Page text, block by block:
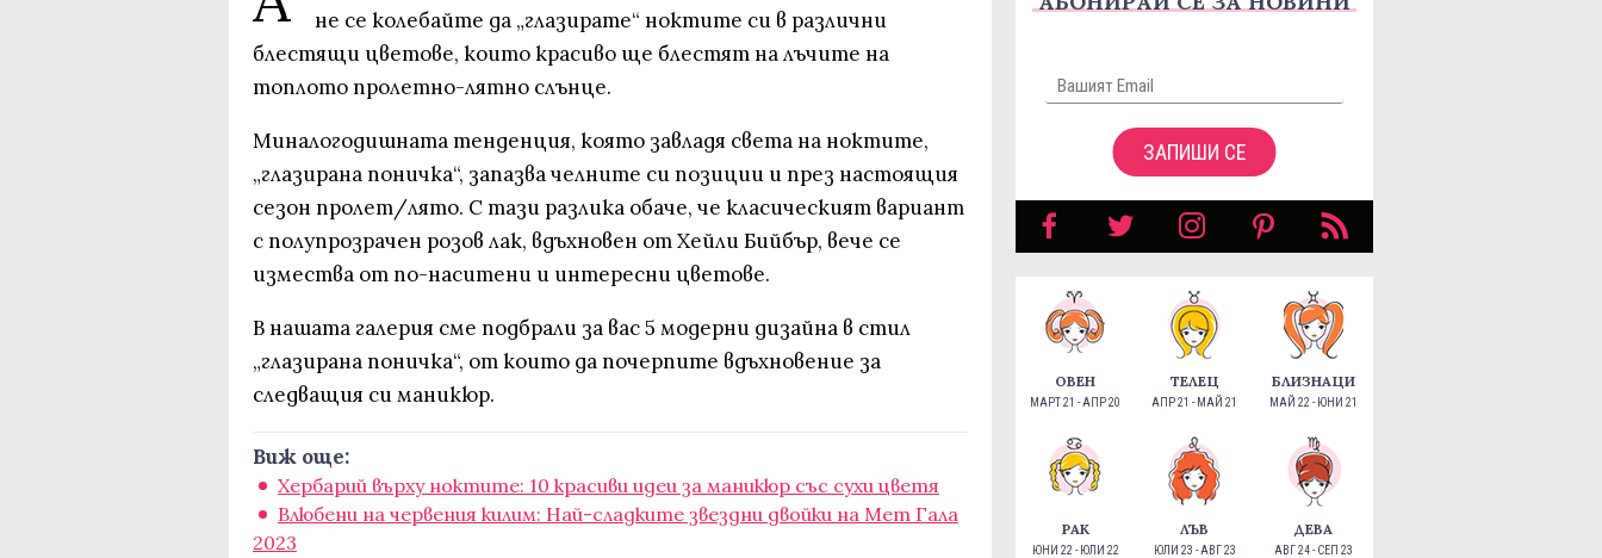
не се колебайте да „глазирате“ ноктите си в различни
блестящи цветове, които красиво ще блестят на лъчите на
топлото пролетно-лятно слънце.
Миналогодишната тенденция, която завладя света на ноктите,
„глазирана поничка“, запазва челните си позиции и през настоящия
сезон пролет/лято. С тази разлика обаче, че класическият вариант
с полупрозрачен розов лак, вдъхновен от Хейли Бийбър, вече се
измества от по-наситени и интересни цветове.
В нашата галерия сме подбрали за вас 5 модерни дизайна в стил
„глазирана поничка“, от които да почерпите вдъхновение за
следващия си маникюр.
Виж още:
Хербарий върху ноктите: 10 красиви идеи за маникюр със сухи цветя
Влюбени на червения килим: Най-сладките звездни двойки на Мет Гала
2023
ЗАПИШИ СЕ
ОВЕН
МАРТ 21 - АПР 20
ТЕЛЕЦ
АПР 21 - МАЙ 21
БЛИЗНАЦИ
МАЙ 22 - ЮНИ 21
РАК
ЮНИ 22 - ЮЛИ 22
ЛЪВ
ЮЛИ 23 - АВГ 23
ДЕВА
АВГ 24 - СЕП 23